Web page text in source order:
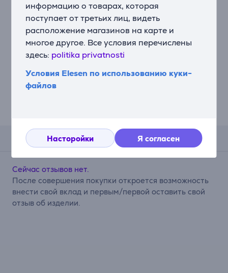
информацию о товарах, которая
поступает от третьих лиц, видеть
расположение магазинов на карте и
многое другое. Все условия перечислены
здесь: politika privatnosti
Условия Elesen по использованию куки-
файлов
Насторойки Я согласен
Faber F8 KIT 2 C.F.
D196 H37 - Угольный
фильтр
Комментарии
Сейчас отзывов нет.
После совершения покупки откроется возможность
внести свой вклад и первым/первой оставить свой
отзыв об изделии.